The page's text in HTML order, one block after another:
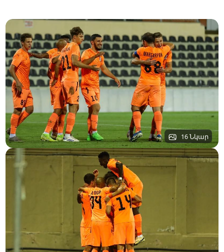
16 Նկար